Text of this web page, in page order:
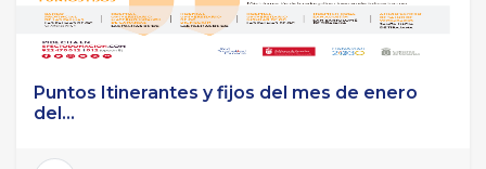
Puntos Itinerantes y fijos del mes de enero
del...